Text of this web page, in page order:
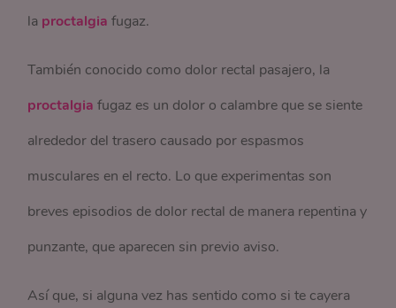
la proctalgia fugaz.
También conocido como dolor rectal pasajero, la
proctalgia fugaz es un dolor o calambre que se siente
alrededor del trasero causado por espasmos
musculares en el recto. Lo que experimentas son
breves episodios de dolor rectal de manera repentina y
punzante, que aparecen sin previo aviso.
Así que, si alguna vez has sentido como si te cayera